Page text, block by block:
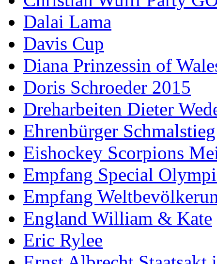
Dalai Lama
Davis Cup
Diana Prinzessin of
Doris Schroeder 2015
Dreharbeiten Dieter
Ehrenbürger Schmalstieg
Eishockey Scorpions
Empfang Special
Empfang
England William & Kate
Eric Rylee